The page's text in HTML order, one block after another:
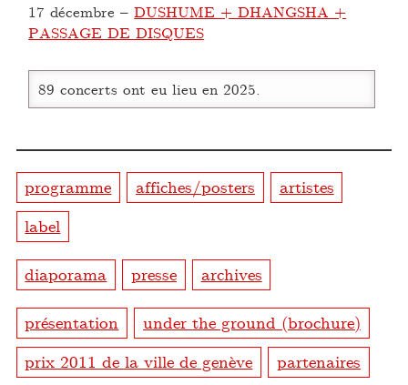
17 décembre –DUSHUME + DHANGSHA +
PASSAGE DE DISQUES
89 concerts ont eu lieu en 2025.
programme affiches/posters
artistes
label
diaporama presse archives
présentation
under the ground (brochure)
prix 2011 de la ville de genève
partenaires